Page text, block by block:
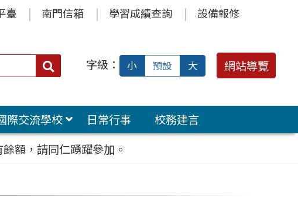
臺 南門信箱 學習成績查詢 設備報修
搜
字級： 小 預設 大 網站導覽
際交流學校 日常行事
校務建言
額，請同仁踴躍參加。